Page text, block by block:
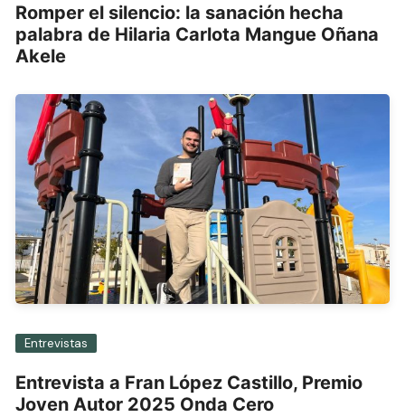
Romper el silencio: la sanación hecha
palabra de Hilaria Carlota Mangue Oñana
Akele
Entrevistas
Entrevista a Fran López Castillo, Premio
Joven Autor 2025 Onda Cero